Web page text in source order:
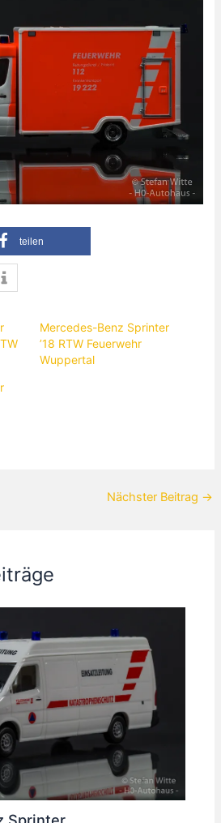
teilen
Mercedes-Benz Sprinter
’18 RTW Feuerwehr
Wuppertal
Nächster Beitrag →